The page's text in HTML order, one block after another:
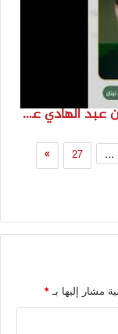
انتماء2021: موال لعيون فلسطين، الفنان عبد الهادي عنيسي – فريق أمجاد، لبنان
…
27
»
مشار إليها بـ *